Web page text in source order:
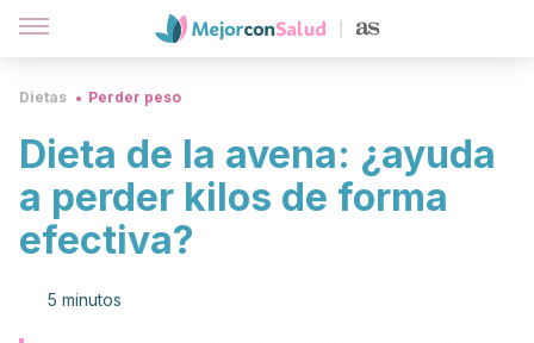
Dietas Perder peso
Dieta de la avena: ¿ayuda
a perder kilos de forma
efectiva?
5 minutos